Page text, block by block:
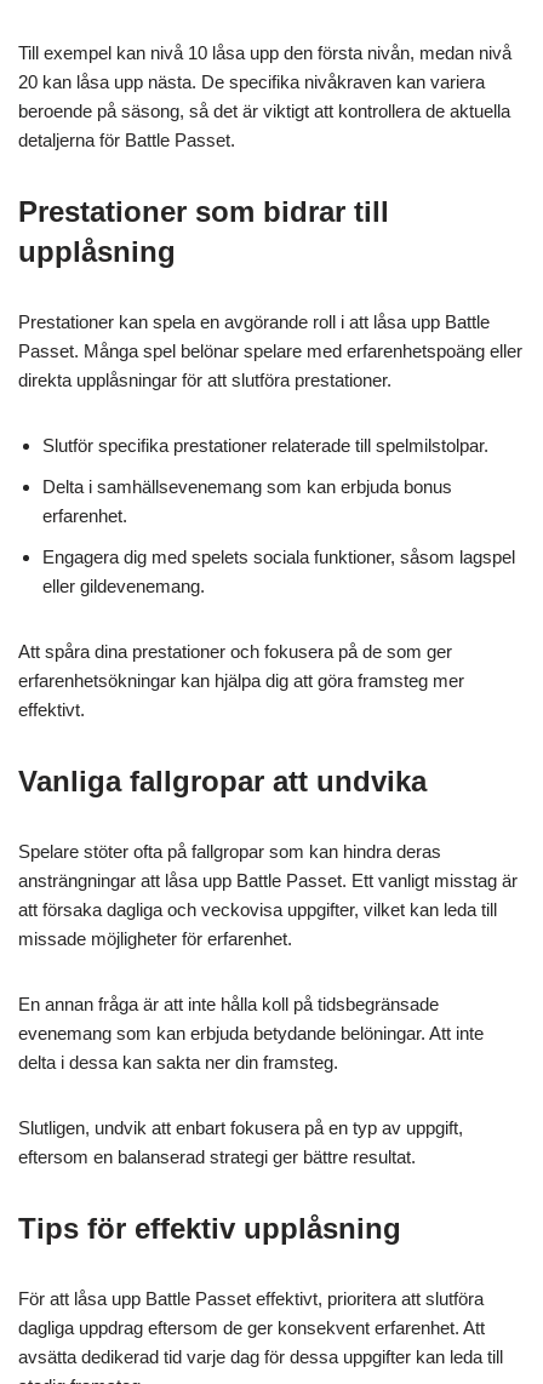
Till exempel kan nivå 10 låsa upp den första nivån, medan nivå
20 kan låsa upp nästa. De specifika nivåkraven kan variera
beroende på säsong, så det är viktigt att kontrollera de aktuella
detaljerna för Battle Passet.
Prestationer som bidrar till
upplåsning
Prestationer kan spela en avgörande roll i att låsa upp Battle
Passet. Många spel belönar spelare med erfarenhetspoäng eller
direkta upplåsningar för att slutföra prestationer.
Slutför specifika prestationer relaterade till spelmilstolpar.
Delta i samhällsevenemang som kan erbjuda bonus
erfarenhet.
Engagera dig med spelets sociala funktioner, såsom lagspel
eller gildevenemang.
Att spåra dina prestationer och fokusera på de som ger
erfarenhetsökningar kan hjälpa dig att göra framsteg mer
effektivt.
Vanliga fallgropar att undvika
Spelare stöter ofta på fallgropar som kan hindra deras
ansträngningar att låsa upp Battle Passet. Ett vanligt misstag är
att försaka dagliga och veckovisa uppgifter, vilket kan leda till
missade möjligheter för erfarenhet.
En annan fråga är att inte hålla koll på tidsbegränsade
evenemang som kan erbjuda betydande belöningar. Att inte
delta i dessa kan sakta ner din framsteg.
Slutligen, undvik att enbart fokusera på en typ av uppgift,
eftersom en balanserad strategi ger bättre resultat.
Tips för effektiv upplåsning
För att låsa upp Battle Passet effektivt, prioritera att slutföra
dagliga uppdrag eftersom de ger konsekvent erfarenhet. Att
avsätta dedikerad tid varje dag för dessa uppgifter kan leda till